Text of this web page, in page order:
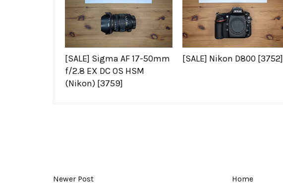
[SALE] Sigma AF 17-50mm
f/2.8 EX DC OS HSM
(Nikon) [3759]
[SALE] Nikon D800 [3752]
Newer Post Home